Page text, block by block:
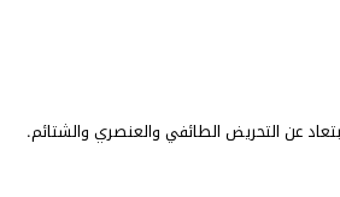
عن التحريض الطائفي والعنصري والشتائم.